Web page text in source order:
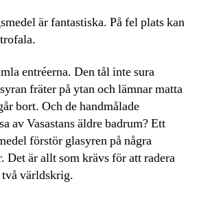
är fantastiska. På fel plats kan
entréerna. Den tål inte sura
fräter på ytan och lämnar matta
bort. Och de handmålade
av Vasastans äldre badrum? Ett
förstör glasyren på några
Det är allt som krävs för att radera
världskrig.